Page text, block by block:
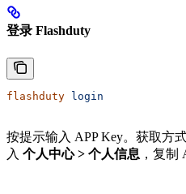
登录 Flashduty
flashduty login
按提示输入 APP Key。获取方
入 个人中心 > 个人信息 ，复制